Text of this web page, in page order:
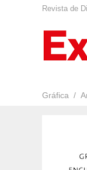
Revista de
Gráfica